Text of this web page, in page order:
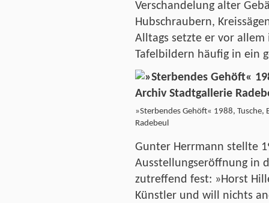
Verschandelung alter
Hubschraubern,
Alltags setzte er vor
Tafelbildern häufig in ein
»Sterbendes Gehöft« 1988, Tusche,
Radebeul
Gunter Herrmann stellte
Ausstellungseröffnung in
zutreffend fest: »Horst
Künstler und will nichts